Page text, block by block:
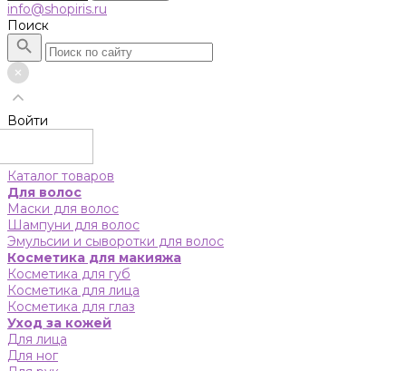
info@shopiris.ru
Поиск
Войти
Каталог товаров
Для волос
Маски для волос
Шампуни для волос
Эмульсии и сыворотки для волос
Косметика для макияжа
Косметика для губ
Косметика для лица
Косметика для глаз
Уход за кожей
Для лица
Для ног